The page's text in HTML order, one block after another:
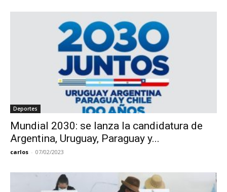
Deportes
Mundial 2030: se lanza la candidatura de
Argentina, Uruguay, Paraguay y...
carlos - 07/02/2023